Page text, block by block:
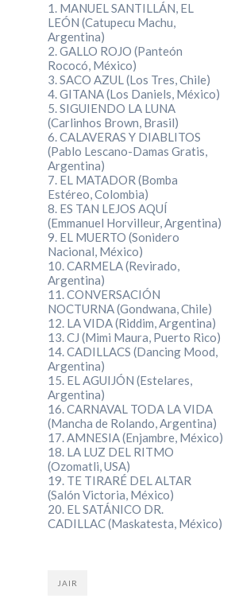
1. MANUEL SANTILLÁN, EL
LEÓN (Catupecu Machu,
Argentina)
2. GALLO ROJO (Panteón
Rococó, México)
3. SACO AZUL (Los Tres, Chile)
4. GITANA (Los Daniels, México)
5. SIGUIENDO LA LUNA
(Carlinhos Brown, Brasil)
6. CALAVERAS Y DIABLITOS
(Pablo Lescano-Damas Gratis,
Argentina)
7. EL MATADOR (Bomba
Estéreo, Colombia)
8. ES TAN LEJOS AQUÍ
(Emmanuel Horvilleur, Argentina)
9. EL MUERTO (Sonidero
Nacional, México)
10. CARMELA (Revirado,
Argentina)
11. CONVERSACIÓN
NOCTURNA (Gondwana, Chile)
12. LA VIDA (Riddim, Argentina)
13. CJ (Mimi Maura, Puerto Rico)
14. CADILLACS (Dancing Mood,
Argentina)
15. EL AGUIJÓN (Estelares,
Argentina)
16. CARNAVAL TODA LA VIDA
(Mancha de Rolando, Argentina)
17. AMNESIA (Enjambre, México)
18. LA LUZ DEL RITMO
(Ozomatli, USA)
19. TE TIRARÉ DEL ALTAR
(Salón Victoria, México)
20. EL SATÁNICO DR.
CADILLAC (Maskatesta, México)
JAIR